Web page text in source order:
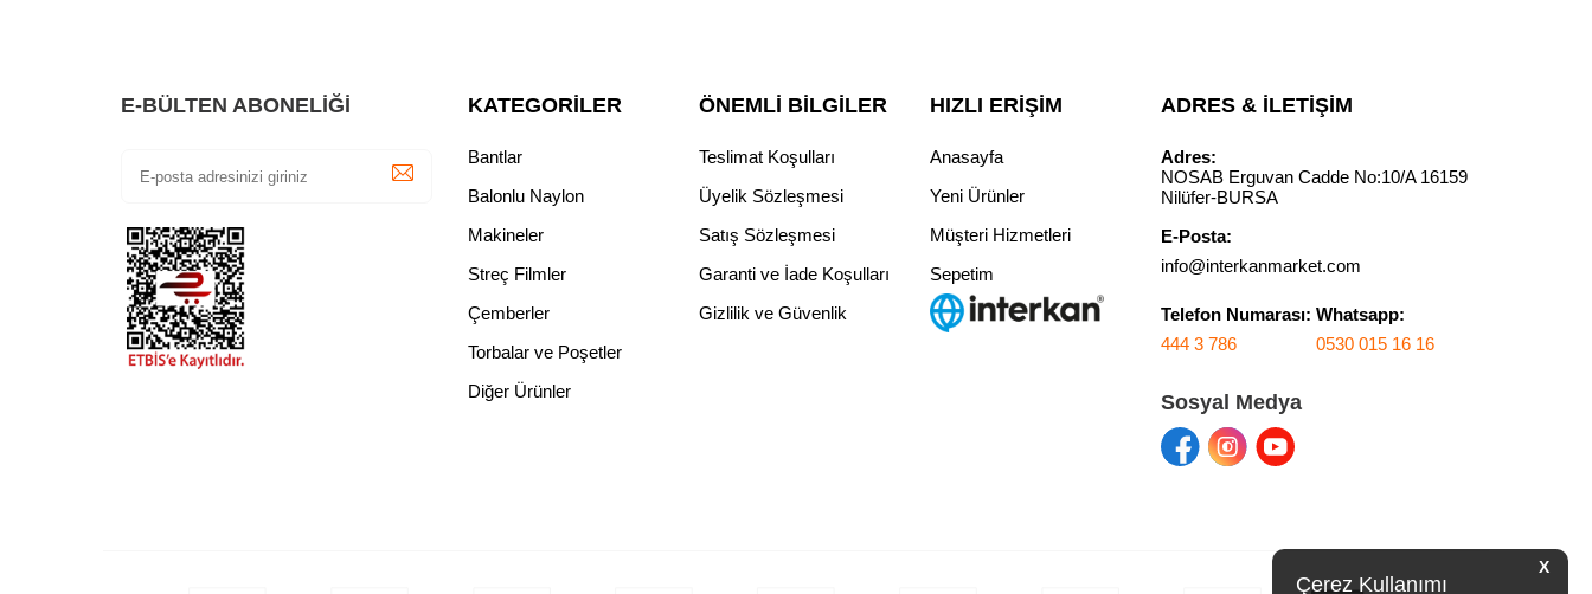
X
Çerez Kullanımı
E-BÜLTEN ABONELIĞI KATEGORILER
Bantlar
Balonlu Naylon
Makineler
Streç Filmler
Çemberler
Torbalar ve Poşetler
Diğer Ürünler
ÖNEMLI BILGILER
Teslimat Koşulları
Üyelik Sözleşmesi
Satış Sözleşmesi
Garanti ve İade Koşulları
Gizlilik ve Güvenlik
HIZLI ERIŞIM
Anasayfa
Yeni Ürünler
Müşteri Hizmetleri
Sepetim
logo
ADRES & İLETIŞIM
Adres:
NOSAB Erguvan Cadde No:10/A 16159
Nilüfer-BURSA
E-Posta:
info@interkanmarket.com
Telefon Numarası:
444 3 786
Whatsapp:
0530 015 16 16
Sosyal Medya